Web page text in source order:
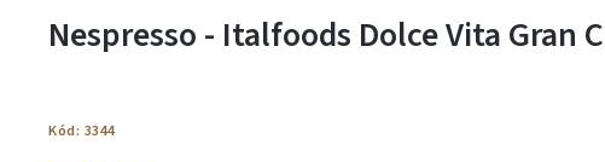
Nespresso - Italfoods Dolce Vita Gran
Kód: 3344